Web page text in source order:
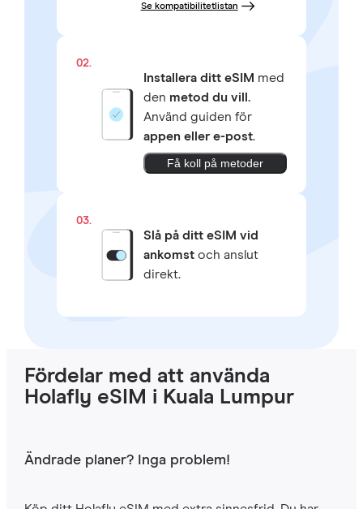
Se kompatibilitetlistan
02.
Installera ditt eSIM med
den metod du vill.
Använd guiden för
appen eller e-post.
Få koll på metoder
03.
Slå på ditt eSIM vid
ankomstoch anslut
direkt.
Fördelar med att använda
Holafly eSIM i Kuala Lumpur
Ändrade planer? Inga problem!